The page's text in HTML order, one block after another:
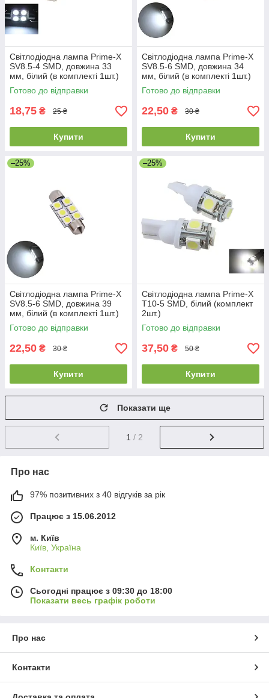
Світлодіодна лампа Prime-X
SV8.5-4 SMD, довжина 33
мм, білий (в комплекті 1шт.)
Готово до відправки
18,75 ₴ 25 ₴
Купити
Світлодіодна лампа Prime-X
SV8.5-6 SMD, довжина 34
мм, білий (в комплекті 1шт.)
Готово до відправки
22,50 ₴ 30 ₴
Купити
–25%
Світлодіодна лампа Prime-X
SV8.5-6 SMD, довжина 39
мм, білий (в комплекті 1шт.)
Готово до відправки
22,50 ₴ 30 ₴
Купити
–25%
Світлодіодна лампа Prime-X
T10-5 SMD, білий (комплект
2шт.)
Готово до відправки
37,50 ₴ 50 ₴
Купити
Показати ще
1 / 2
Про нас
97% позитивних з 40 відгуків за рік
Працює з 15.06.2012
м. Київ
Київ, Україна
Контакти
Сьогодні працює з 09:30 до 18:00
Показати весь графік роботи
Про нас
Контакти